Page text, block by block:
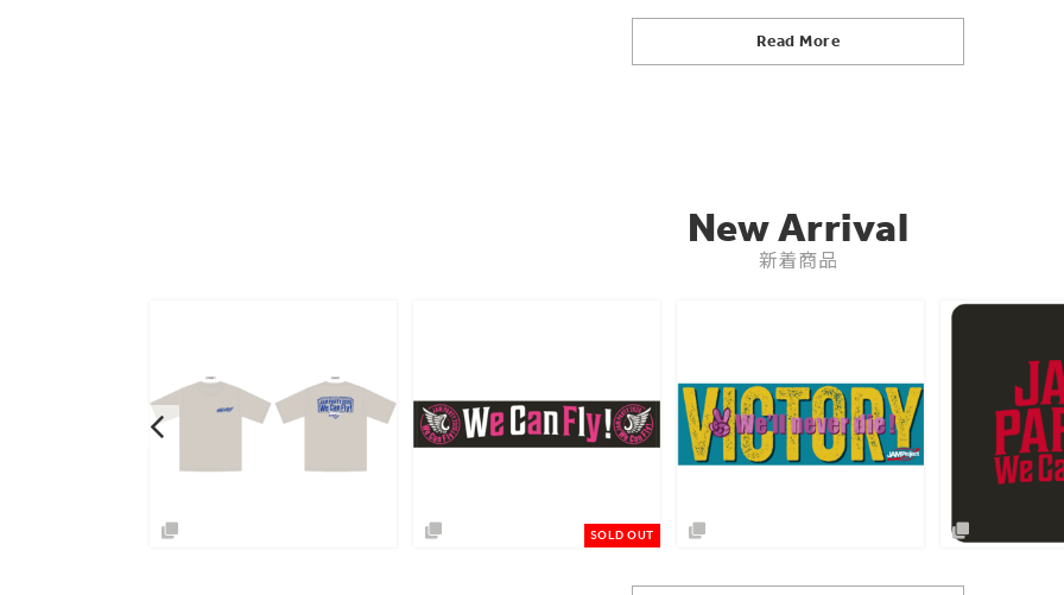
Read More
New Arrival
新着商品
SOLD OUT